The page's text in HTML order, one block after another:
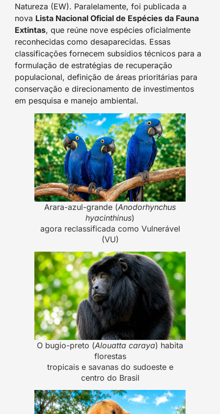
Natureza (EW). Paralelamente, foi publicada a
nova Lista Nacional Oficial de Espécies da Fauna
Extintas, que reúne nove espécies oficialmente
reconhecidas como desaparecidas. Essas
classificações fornecem subsídios técnicos para a
formulação de estratégias de recuperação
populacional, definição de áreas prioritárias para
conservação e direcionamento de investimentos
em pesquisa e manejo ambiental.
Arara-azul-grande (Anodorhynchus
hyacinthinus)
agora reclassificada como Vulnerável
(VU)
O bugio-preto (Alouatta caraya) habita
florestas
tropicais e savanas do sudoeste e
centro do Brasil